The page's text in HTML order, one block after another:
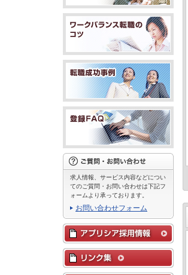
求人情報、サービス内容などについ
てのご質問・お問い合わせは下記フ
ォームより承っております。
お問い合わせフォーム